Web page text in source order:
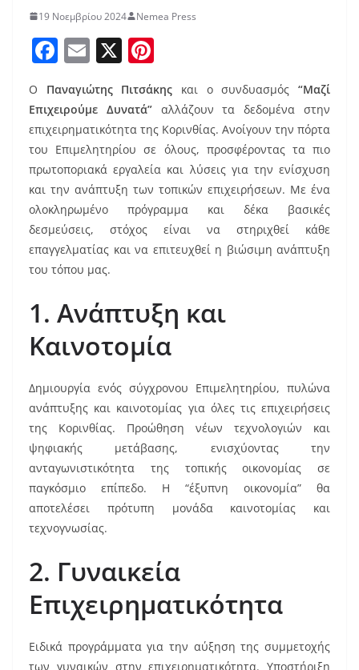
19 Νοεμβρίου 2024 Nemea Press
F
c
e
b
o
o
k
E
m
ai
l
X
er
e
st
Ο Παναγιώτης Πιτσάκης και ο συνδυασμός “Μαζί
Επιχειρούμε Δυνατά”αλλάζουν τα δεδομένα στην
επιχειρηματικότητα της Κορινθίας. Ανοίγουν την πόρτα
του Επιμελητηρίου σε όλους, προσφέροντας τα πιο
πρωτοποριακά εργαλεία και λύσεις για την ενίσχυση
και την ανάπτυξη των τοπικών επιχειρήσεων. Με ένα
ολοκληρωμένο πρόγραμμα και δέκα βασικές
δεσμεύσεις, στόχος είναι να στηριχθεί κάθε
επαγγελματίας και να επιτευχθεί η βιώσιμη ανάπτυξη
του τόπου μας.
1. Ανάπτυξη και
Καινοτομία
Δημιουργία ενός σύγχρονου Επιμελητηρίου, πυλώνα
ανάπτυξης και καινοτομίας για όλες τις επιχειρήσεις
της Κορινθίας. Προώθηση νέων τεχνολογιών και
ψηφιακής μετάβασης, ενισχύοντας την
ανταγωνιστικότητα της τοπικής οικονομίας σε
παγκόσμιο επίπεδο. Η “έξυπνη οικονομία” θα
αποτελέσει πρότυπη μονάδα καινοτομίας και
τεχνογνωσίας.
2. Γυναικεία
Επιχειρηματικότητα
Ειδικά προγράμματα για την αύξηση της συμμετοχής
των γυναικών στην επιχειρηματικότητα. Υποστήριξη